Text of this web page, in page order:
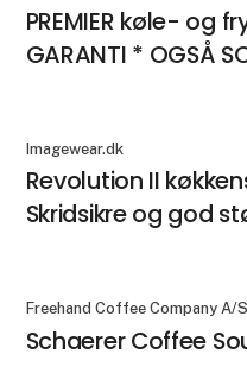
PREMIER køle- og
GARANTI * OGSÅ
Imagewear.dk
Revolution II
Skridsikre og god
Freehand Coffee Company A/S
Schaerer Coffee